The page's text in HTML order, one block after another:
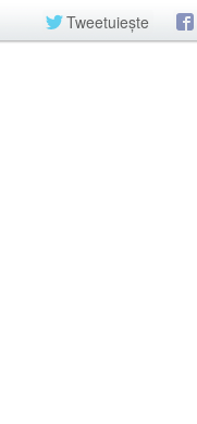
Tweetuiește